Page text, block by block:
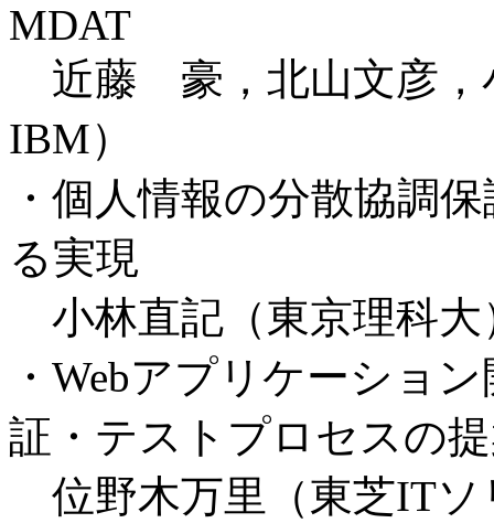
MDAT
近藤 豪，北山文彦，
IBM）
・個人情報の分散協調
る実現
小林直記（東京理科大
・Webアプリケーショ
証・テストプロセスの
位野木万里（東芝ITソ